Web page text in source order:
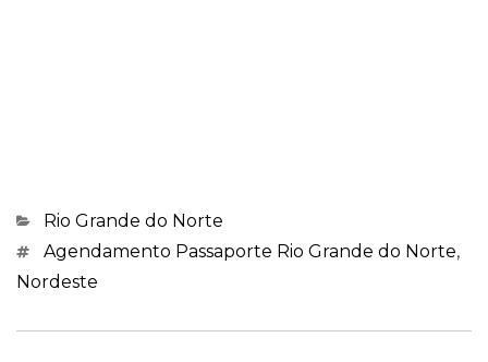
Categorias
Rio Grande do Norte
Marcações
Agendamento Passaporte Rio Grande do Norte,
Nordeste